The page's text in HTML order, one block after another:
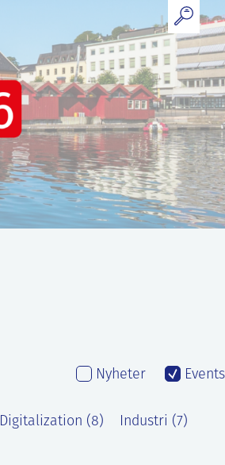
Nyheter Events
Digitalization (8) Industri (7)